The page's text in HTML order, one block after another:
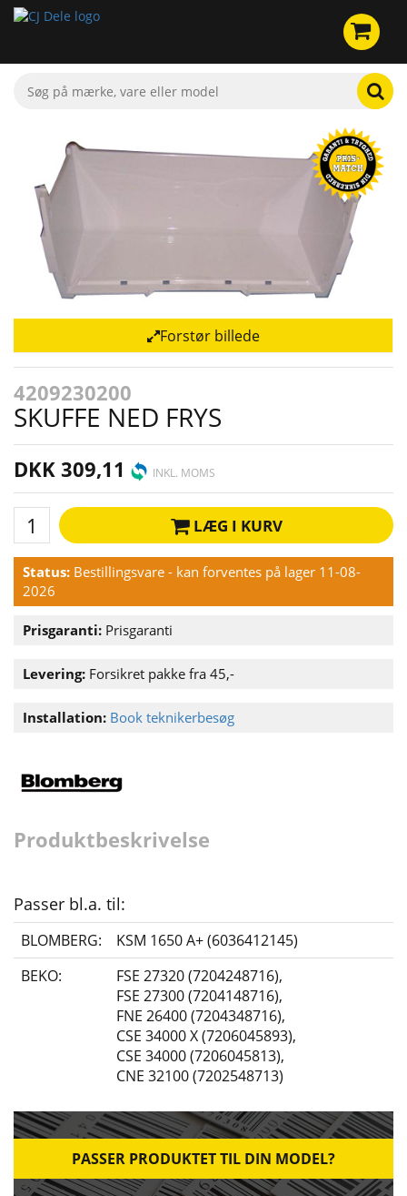
Forstør billede
4209230200
SKUFFE NED FRYS
DKK 309,11 INKL. MOMS
LÆG I KURV
Status: Bestillingsvare - kan forventes på lager 11-08-
2026
Prisgaranti: Prisgaranti
Levering: Forsikret pakke fra 45,-
Installation: Book teknikerbesøg
Produktbeskrivelse
Passer bl.a. til:
BLOMBERG:
KSM 1650 A+ (6036412145)
BEKO:
FSE 27320 (7204248716),
FSE 27300 (7204148716),
FNE 26400 (7204348716),
CSE 34000 X (7206045893),
CSE 34000 (7206045813),
CNE 32100 (7202548713)
PASSER PRODUKTET TIL DIN MODEL?